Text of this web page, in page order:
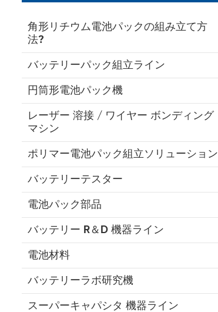
角形リチウム電池パックの組み立て方
法?
バッテリーパック組立ライン
円筒形電池パック機
レーザー 溶接 / ワイヤー ボンディング
マシン
ポリマー電池パック組立ソリューション
バッテリーテスター
電池パック部品
バッテリー R＆D 機器ライン
電池材料
バッテリーラボ研究機
スーパーキャパシタ 機器ライン